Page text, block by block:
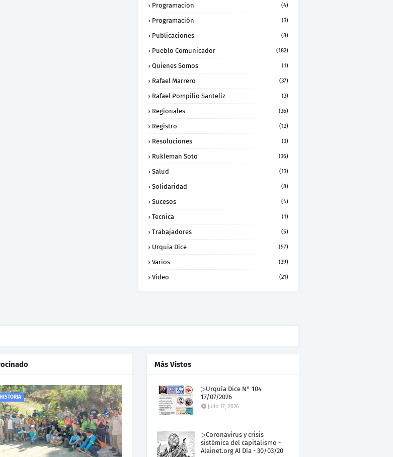
Programacion (4)
Programación (3)
Publicaciones (8)
Pueblo Comunicador (182)
Quienes Somos (1)
Rafael Marrero (37)
Rafael Pompilio Santeliz (3)
Regionales (36)
Registro (12)
Resoluciones (3)
Rukleman Soto (36)
Salud (13)
Solidaridad (8)
Sucesos (4)
Tecnica (1)
Trabajadores (5)
Urquia Dice (97)
Varios (39)
Video (21)
HISTORIA
Más Vistos
▷Urquía Dice N° 104
17/07/2026
julio 17, 2026
▷Coronavirus y crisis
sistémica del capitalismo -
Alainet.org Al Día - 30/03/20